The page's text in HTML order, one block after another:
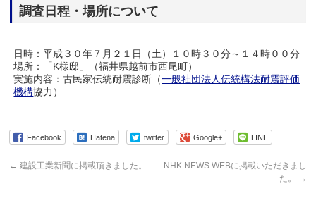
調査日程・場所について
日時：平成３０年７月２１日（土）１０時３０分～１４時００分
場所：「K様邸」（福井県越前市西尾町）
実施内容：古民家伝統耐震診断（一般社団法人伝統構法耐震評価
機構協力）
Facebook Hatena twitter Google+ LINE
← 建設工業新聞に掲載頂きました。
NHK NEWS WEBに掲載いただきまし
た。
→